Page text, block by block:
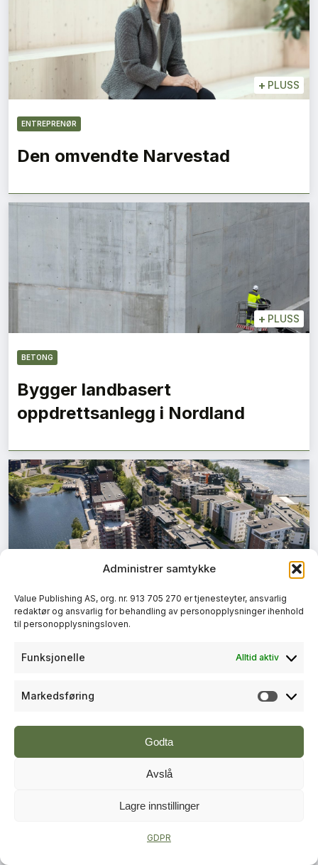
Administrer samtykke
Value Publishing AS, org. nr. 913 705 270 er tjenesteyter, ansvarlig
redaktør og ansvarlig for behandling av personopplysninger ihenhold
til personopplysningsloven.
Funksjonelle Alltid aktiv
Markedsføring
Godta
Avslå
Lagre innstillinger
GDPR
+ PLUSS
ENTREPRENØR
Den omvendte Narvestad
+ PLUSS
BETONG
Bygger landbasert
oppdrettsanlegg i Nordland
PLUSS
BYUTVIKLING
Porsgrunn i Norges beste bygrep